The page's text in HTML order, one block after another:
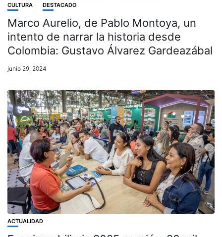
CULTURA DESTACADO
Marco Aurelio, de Pablo Montoya, un
intento de narrar la historia desde
Colombia: Gustavo Álvarez Gardeazábal
junio 29, 2024
ACTUALIDAD